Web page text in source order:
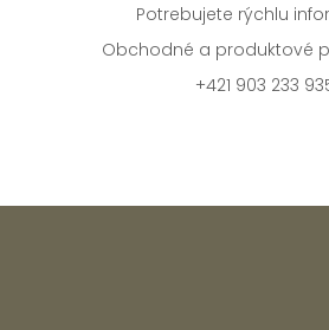
Potrebujete rýchlu
Obchodné a produktové
+421 903 233